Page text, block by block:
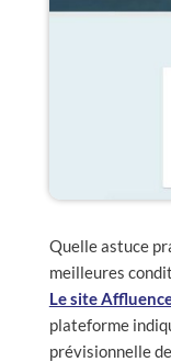
Quelle astuce
meilleures
Le site
plateforme
prévisionnelle